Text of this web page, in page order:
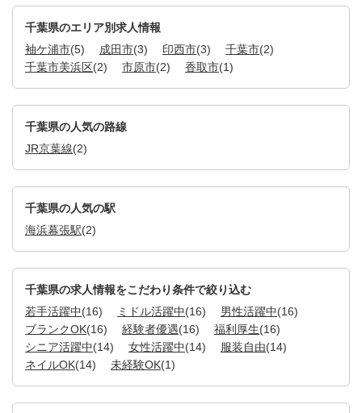
千葉県のエリア別求人情報
袖ケ浦市(5) 成田市(3) 印西市(3) 千葉市(2)
千葉市美浜区(2) 市原市(2) 香取市(1)
千葉県の人気の路線
JR京葉線(2)
千葉県の人気の駅
海浜幕張駅(2)
千葉県の求人情報をこだわり条件で絞り込む
若手活躍中(16) ミドル活躍中(16) 男性活躍中(16)
ブランクOK(16) 経験者優遇(16) 福利厚生(16)
シニア活躍中(14) 女性活躍中(14) 服装自由(14)
ネイルOK(14) 未経験OK(1)